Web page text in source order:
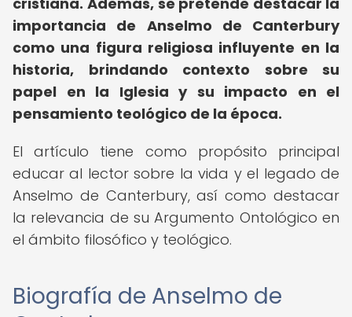
importancia de Anselmo de Canterbury
como una figura religiosa influyente en la
historia, brindando contexto sobre su
papel en la Iglesia y su impacto en el
pensamiento teológico de la época.
El artículo tiene como propósito principal
educar al lector sobre la vida y el legado de
Anselmo de Canterbury, así como destacar
la relevancia de su Argumento Ontológico en
el ámbito filosófico y teológico.
Biografía de Anselmo de